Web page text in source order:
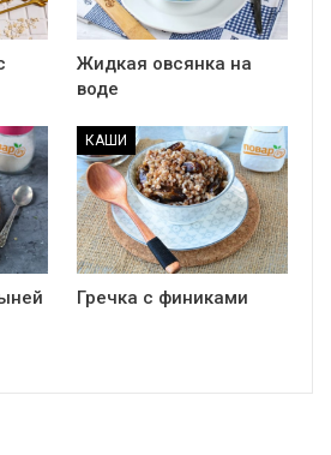
Жидкая овсянка на
воде
КАШИ
Гречка с финиками